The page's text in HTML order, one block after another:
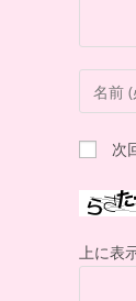
次
上に表